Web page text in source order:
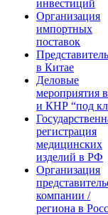
инвестиций
Организация
импортных
поставок
в Китае
Деловые
мероприятия
и КНР “под
регистрация
медицинских
изделий в РФ
Организация
компании /
региона в